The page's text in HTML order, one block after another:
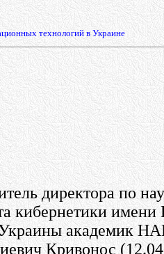
технологий в Украине
директора по
кибернетики
академик
Кривонос